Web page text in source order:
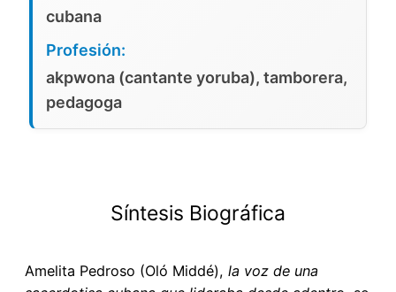
cubana
Profesión:
akpwona (cantante yoruba), tamborera,
pedagoga
Síntesis Biográfica
Amelita Pedroso (Oló Middé), la voz de una